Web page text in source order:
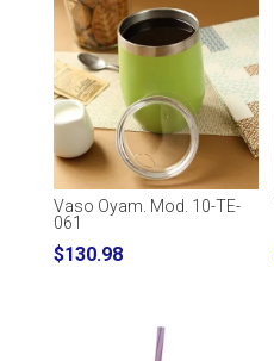
Vaso Oyam. Mod. 10-TE-
061
$130.98